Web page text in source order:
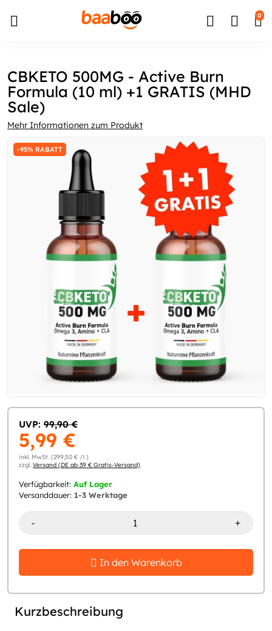
Zum Inhalt springen
Zum Menü springen
Barrierefreiheits-Widget öffnen 0
CBKETO 500MG - Active Burn
Formula (10 ml) +1 GRATIS (MHD
Sale)
Mehr Informationen zum Produkt
-95% RABATT
Kurzbeschreibung
UVP: 99,90 €
5,99 €
inkl. MwSt. (299,50 € /l )
zzgl. Versand (DE ab 39 € Gratis-Versand)
Verfügbarkeit: Auf Lager
Versanddauer: 1-3 Werktage
- +
In den Warenkorb